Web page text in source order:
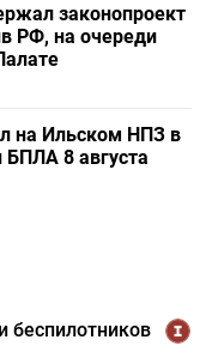
законопроект
РФ, на очереди
на Ильском НПЗ в
БПЛА 8 августа